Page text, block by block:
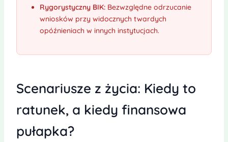
Rygorystyczny BIK:Bezwzględne odrzucanie
wniosków przy widocznych twardych
opóźnieniach w innych instytucjach.
Scenariusze z życia: Kiedy to
ratunek, a kiedy finansowa
pułapka?